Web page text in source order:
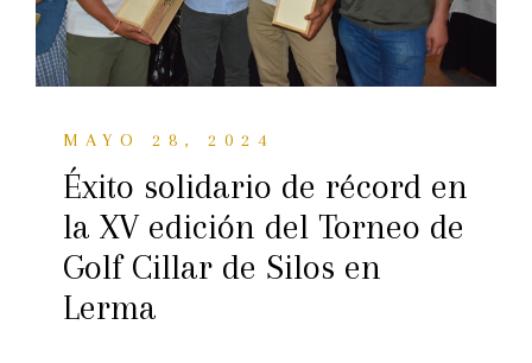
MAYO 28, 2024
Éxito solidario de récord en
la XV edición del Torneo de
Golf Cillar de Silos en
Lerma